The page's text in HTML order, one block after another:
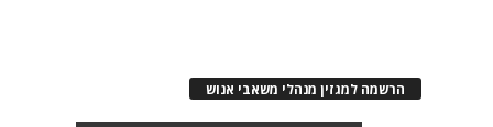
הרשמה למגזין מנהלי משאבי אנוש